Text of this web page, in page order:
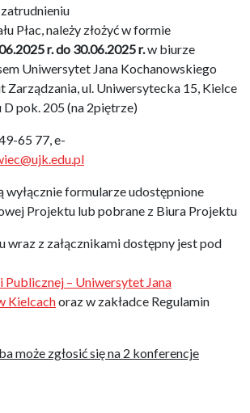
Płac, należy złożyć w formie
r.do 30.06.2025 r.w biurze
Uniwersytet Jana Kochanowskiego
Zarządzania, ul. Uniwersytecka 15, Kielce
pok. 205 (na 2piętrze)
65 77, e-
wyłącznie formularze udostępnione
Projektu lub pobrane z Biura Projektu
wraz z załącznikami dostępny jest pod
– Uniwersytet Jana
Kielcachoraz w zakładce Regulamin
może zgłosić się na 2 konferencje